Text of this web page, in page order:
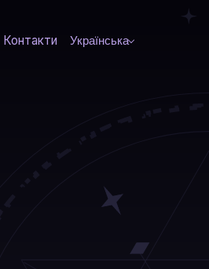
Контакти Українська